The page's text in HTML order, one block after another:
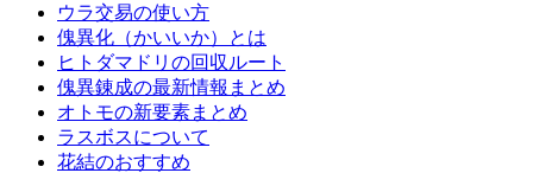
ウラ交易の使い方
傀異化（かいいか）とは
ヒトダマドリの回収ルート
傀異錬成の最新情報まとめ
オトモの新要素まとめ
ラスボスについて
花結のおすすめ